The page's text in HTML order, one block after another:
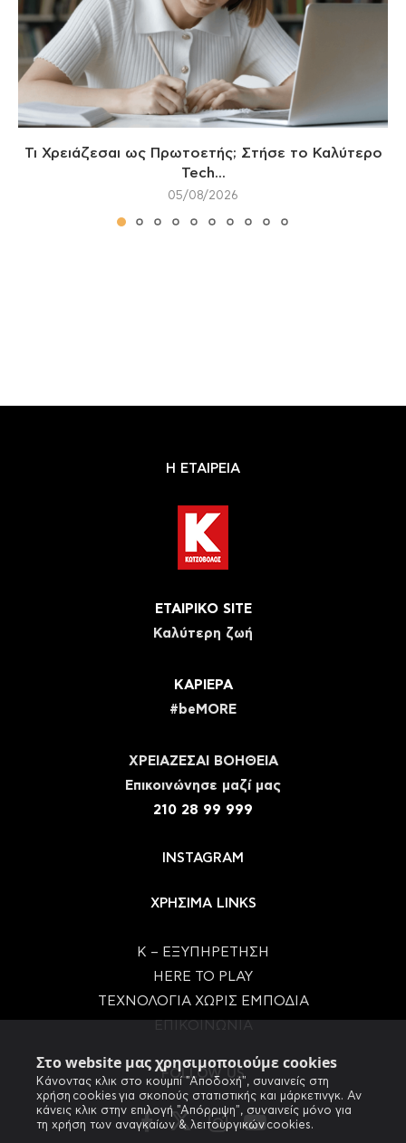
Στο website μας χρησιμοποιούμε cookies
Κάνοντας κλικ στο κουμπί "Αποδοχή", συναινείς στη
χρήση cookies για σκοπούς στατιστικής και μάρκετινγκ. Αν
κάνεις κλικ στην επιλογή "Απόρριψη", συναινείς μόνο για
τη χρήση των αναγκαίων & λειτουργικών cookies.
Τι Χρειάζεσαι ως Πρωτοετής; Στήσε το Καλύτερο
Tech...
05/08/2026
Η ΕΤΑΙΡΕΙΑ
ΕΤΑΙΡΙΚΟ SITE
Καλύτερη ζωή
ΚΑΡΙΕΡΑ
#beMORE
ΧΡΕΙΑΖΕΣΑΙ ΒΟΗΘΕΙΑ
Eπικοινώνησε μαζί μας
210 28 99 999
INSTAGRAM
ΧΡΗΣΙΜΑ LINKS
Κ – ΕΞΥΠΗΡΕΤΗΣΗ
HERE TO PLAY
ΤΕΧΝΟΛΟΓΙΑ ΧΩΡΙΣ ΕΜΠΟΔΙΑ
FOLLOW US